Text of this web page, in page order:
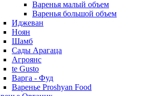
Варенья малый объем
Варенья большой объем
Иджеван
Ноян
Шамб
Сады Арагаца
Агроянс
te Gusto
Варга - Фуд
Варенье Proshyan Food